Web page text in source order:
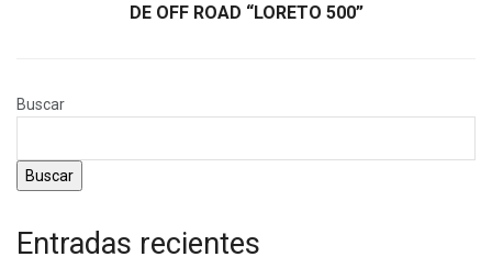
DE OFF ROAD “LORETO 500”
Buscar
Buscar
Entradas recientes